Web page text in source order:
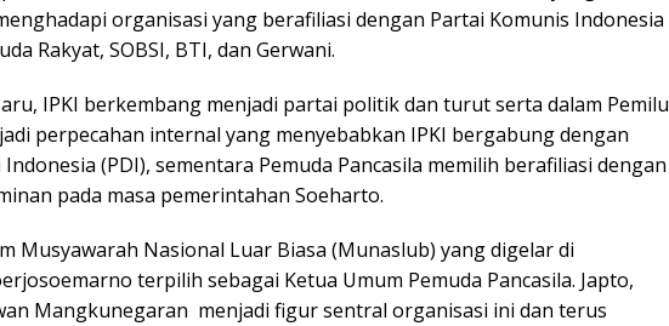
organisasi yang berafiliasi dengan Partai Komunis Indonesia
Rakyat, SOBSI, BTI, dan Gerwani.
IPKI berkembang menjadi partai politik dan turut serta dalam Pemilu
perpecahan internal yang menyebabkan IPKI bergabung dengan
(PDI), sementara Pemuda Pancasila memilih berafiliasi dengan
pada masa pemerintahan Soeharto.
Musyawarah Nasional Luar Biasa (Munaslub) yang digelar di
terpilih sebagai Ketua Umum Pemuda Pancasila. Japto,
Mangkunegaran menjadi figur sentral organisasi ini dan terus